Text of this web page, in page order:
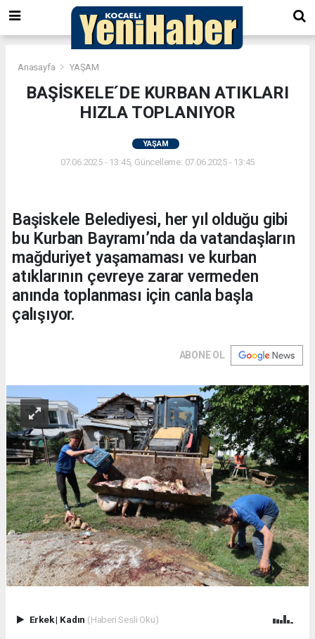
Anasayfa YAŞAM
BAŞİSKELE´DE KURBAN ATIKLARI
HIZLA TOPLANIYOR
YAŞAM
07.06.2025 - 13:45, Güncelleme: 07.06.2025 - 13:45
Başiskele Belediyesi, her yıl olduğu gibi
bu Kurban Bayramı’nda da vatandaşların
mağduriyet yaşamaması ve kurban
atıklarının çevreye zarar vermeden
anında toplanması için canla başla
çalışıyor.
ABONE OL
Erkek| Kadın (Haberi Sesli Oku)